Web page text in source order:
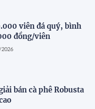
viên đá quý, bình
đồng/viên
2026
bán cà phê Robusta